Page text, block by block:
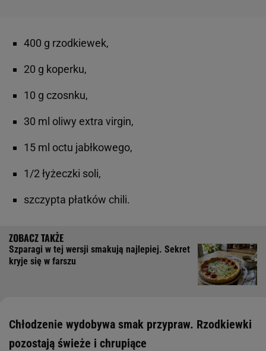
400 g rzodkiewek,
20 g koperku,
10 g czosnku,
30 ml oliwy extra virgin,
15 ml octu jabłkowego,
1/2 łyżeczki soli,
szczypta płatków chili.
Szparagi w tej wersji smakują najlepiej. Sekret
kryje się w farszu
Chłodzenie wydobywa smak przypraw. Rzodkiewki
pozostają świeże i chrupiące